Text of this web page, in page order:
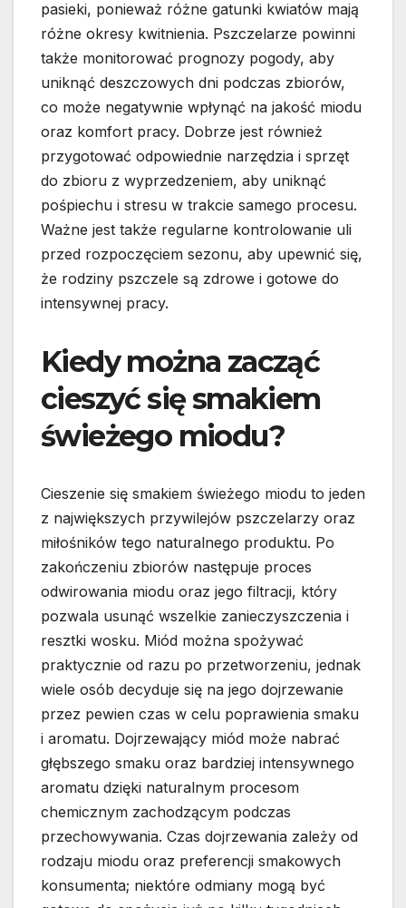
pasieki, ponieważ różne gatunki kwiatów mają
różne okresy kwitnienia. Pszczelarze powinni
także monitorować prognozy pogody, aby
uniknąć deszczowych dni podczas zbiorów,
co może negatywnie wpłynąć na jakość miodu
oraz komfort pracy. Dobrze jest również
przygotować odpowiednie narzędzia i sprzęt
do zbioru z wyprzedzeniem, aby uniknąć
pośpiechu i stresu w trakcie samego procesu.
Ważne jest także regularne kontrolowanie uli
przed rozpoczęciem sezonu, aby upewnić się,
że rodziny pszczele są zdrowe i gotowe do
intensywnej pracy.
Kiedy można zacząć
cieszyć się smakiem
świeżego miodu?
Cieszenie się smakiem świeżego miodu to jeden
z największych przywilejów pszczelarzy oraz
miłośników tego naturalnego produktu. Po
zakończeniu zbiorów następuje proces
odwirowania miodu oraz jego filtracji, który
pozwala usunąć wszelkie zanieczyszczenia i
resztki wosku. Miód można spożywać
praktycznie od razu po przetworzeniu, jednak
wiele osób decyduje się na jego dojrzewanie
przez pewien czas w celu poprawienia smaku
i aromatu. Dojrzewający miód może nabrać
głębszego smaku oraz bardziej intensywnego
aromatu dzięki naturalnym procesom
chemicznym zachodzącym podczas
przechowywania. Czas dojrzewania zależy od
rodzaju miodu oraz preferencji smakowych
konsumenta; niektóre odmiany mogą być